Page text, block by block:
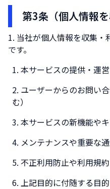
第3条（個人情報
当社が個人情報を収集・
です。
本サービスの提供・運
ユーザーからのお問い
む）
本サービスの新機能や
メンテナンスや重要な
不正利用防止や利用規
上記目的に付随する目的